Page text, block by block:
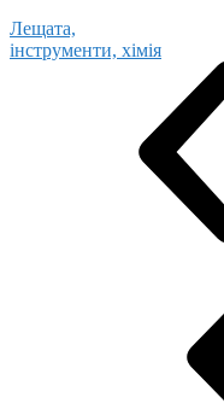
Лещата,
інструменти, хімія